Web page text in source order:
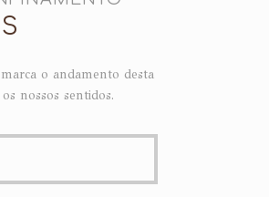
o andamento desta
nossos sentidos.